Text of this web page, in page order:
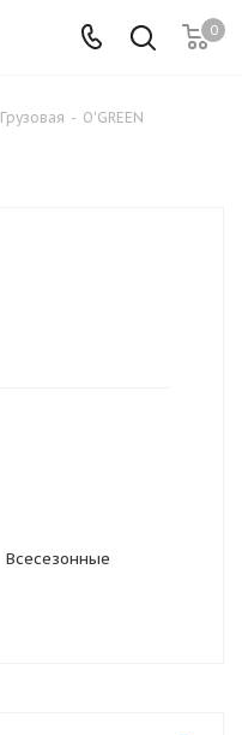
0
Грузовая - O'GREEN
Всесезонные